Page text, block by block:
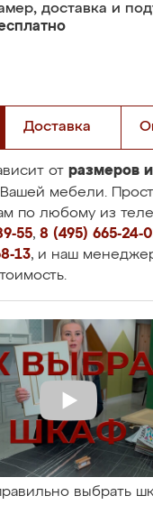
доставка и
Доставка
от размеров и
Вашей мебели.
по любому из
55, 8 (495) 665-24-
13, и наш
выбрать